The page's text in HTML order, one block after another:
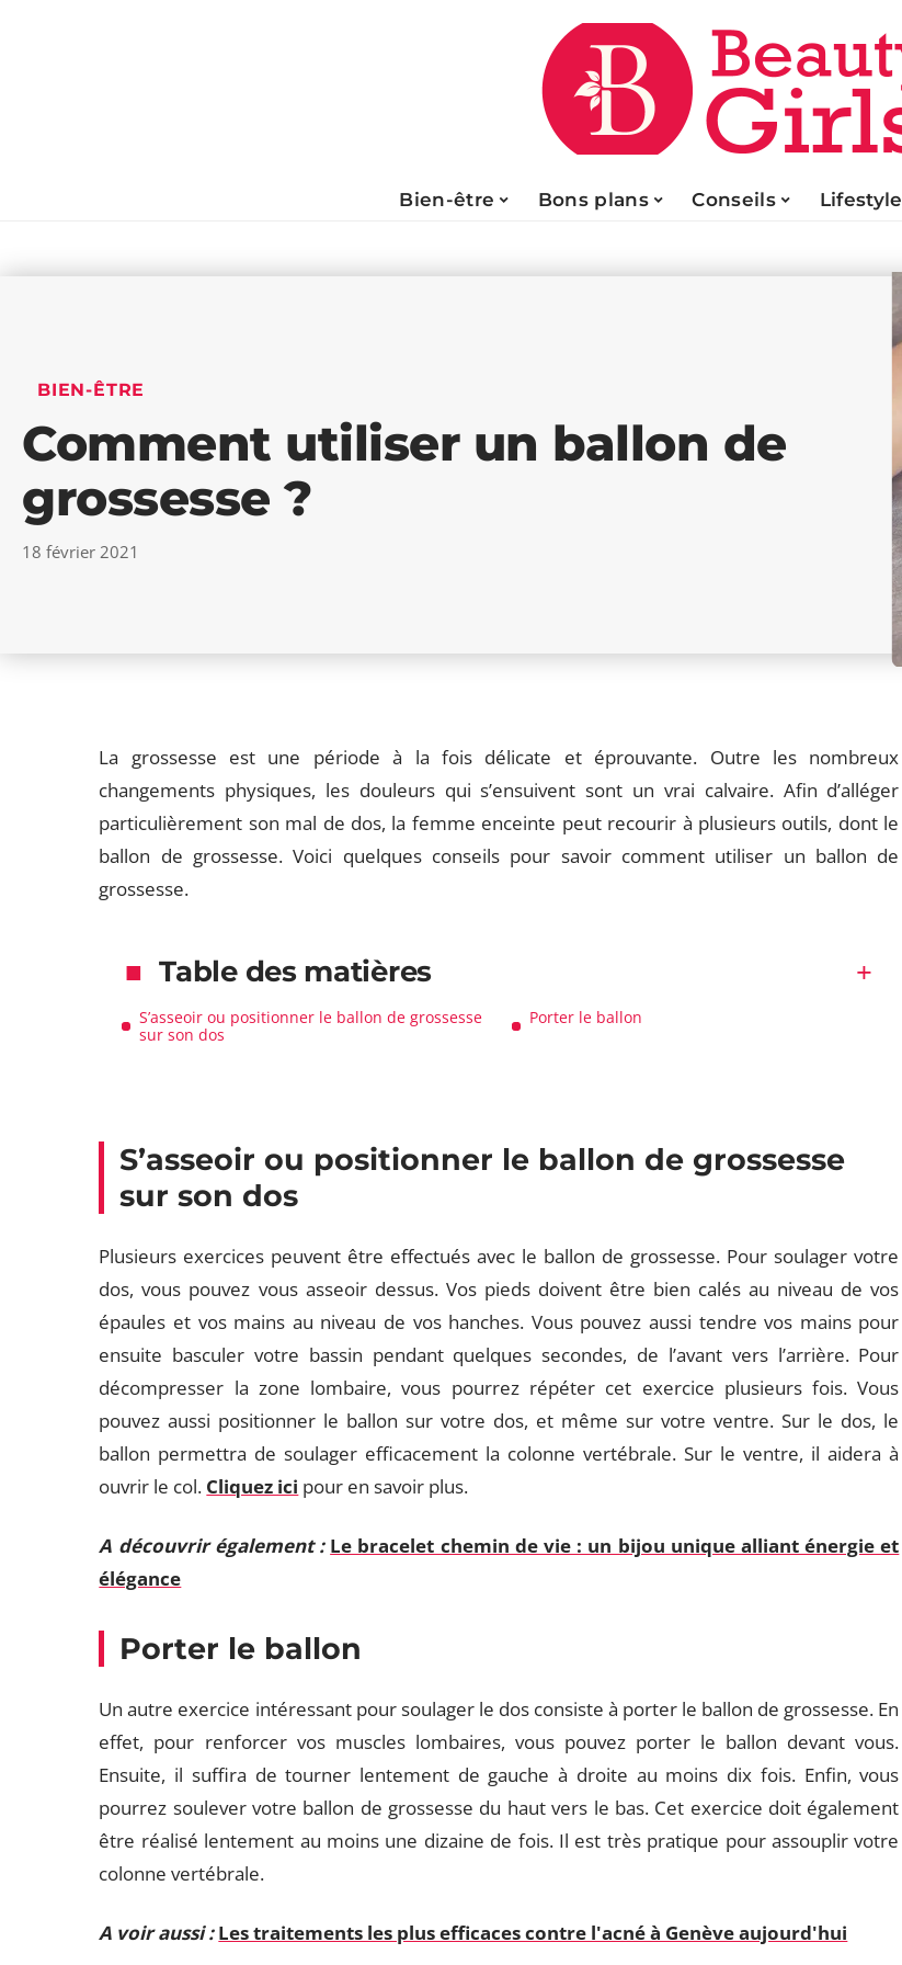
Bien-être Bons plans Conseils Lifestyle
BIEN-ÊTRE
Comment utiliser un ballon de
grossesse ?
18 février 2021
La grossesse est une période à la fois délicate et éprouvante. Outre les nombreux
changements physiques, les douleurs qui s’ensuivent sont un vrai calvaire. Afin d’alléger
particulièrement son mal de dos, la femme enceinte peut recourir à plusieurs outils, dont le
ballon de grossesse. Voici quelques conseils pour savoir comment utiliser un ballon de
grossesse.
Table des matières
S’asseoir ou positionner le ballon de grossesse
sur son dos
Porter le ballon
S’asseoir ou positionner le ballon de grossesse
sur son dos
Plusieurs exercices peuvent être effectués avec le ballon de grossesse. Pour soulager votre
dos, vous pouvez vous asseoir dessus. Vos pieds doivent être bien calés au niveau de vos
épaules et vos mains au niveau de vos hanches. Vous pouvez aussi tendre vos mains pour
ensuite basculer votre bassin pendant quelques secondes, de l’avant vers l’arrière. Pour
décompresser la zone lombaire, vous pourrez répéter cet exercice plusieurs fois. Vous
pouvez aussi positionner le ballon sur votre dos, et même sur votre ventre. Sur le dos, le
ballon permettra de soulager efficacement la colonne vertébrale. Sur le ventre, il aidera à
ouvrir le col. Cliquez ici pour en savoir plus.
A découvrir également : Le bracelet chemin de vie : un bijou unique alliant énergie et
élégance
Porter le ballon
Un autre exercice intéressant pour soulager le dos consiste à porter le ballon de grossesse. En
effet, pour renforcer vos muscles lombaires, vous pouvez porter le ballon devant vous.
Ensuite, il suffira de tourner lentement de gauche à droite au moins dix fois. Enfin, vous
pourrez soulever votre ballon de grossesse du haut vers le bas. Cet exercice doit également
être réalisé lentement au moins une dizaine de fois. Il est très pratique pour assouplir votre
colonne vertébrale.
A voir aussi : Les traitements les plus efficaces contre l'acné à Genève aujourd'hui